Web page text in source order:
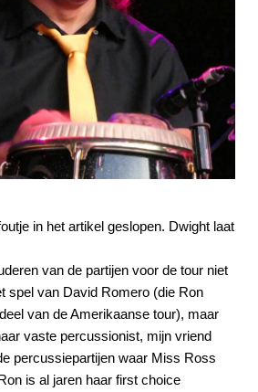
in het artikel geslopen. Dwight laat
van de partijen voor de tour niet
spel van David Romero (die Ron
van de Amerikaanse tour), maar
vaste percussionist, mijn vriend
percussiepartijen waar Miss Ross
is al jaren haar first choice